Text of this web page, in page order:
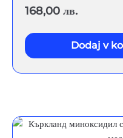
168,00 лв.
Dodaj v